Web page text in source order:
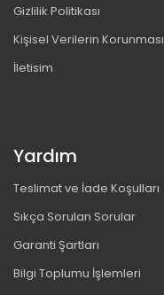
Gizlilik Politikası
Kişisel Verilerin Korunması
İletisim
Yardım
Teslimat ve İade Koşulları
Sıkça Sorulan Sorular
Garanti Şartları
Bilgi Toplumu İşlemleri